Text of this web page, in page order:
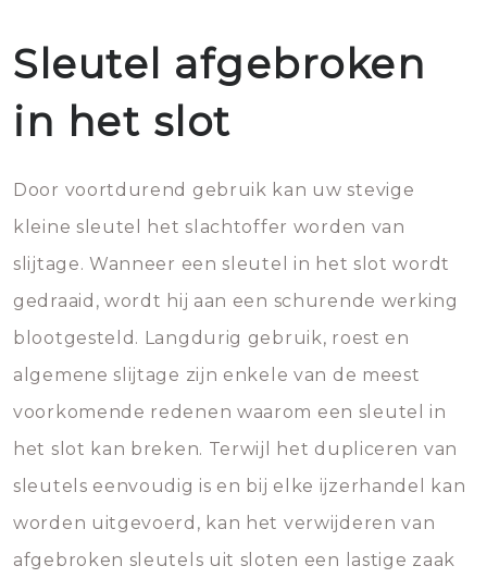
Sleutel afgebroken
in het slot
Door voortdurend gebruik kan uw stevige
kleine sleutel het slachtoffer worden van
slijtage. Wanneer een sleutel in het slot wordt
gedraaid, wordt hij aan een schurende werking
blootgesteld. Langdurig gebruik, roest en
algemene slijtage zijn enkele van de meest
voorkomende redenen waarom een sleutel in
het slot kan breken. Terwijl het dupliceren van
sleutels eenvoudig is en bij elke ijzerhandel kan
worden uitgevoerd, kan het verwijderen van
afgebroken sleutels uit sloten een lastige zaak